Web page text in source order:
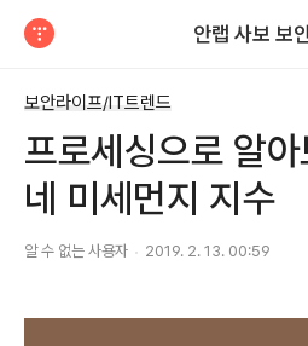
안랩 사보 보
보안라이프/IT트렌드
프로세싱으로 알
네 미세먼지 지수
알 수 없는 사용자 2019. 2. 13. 00:59